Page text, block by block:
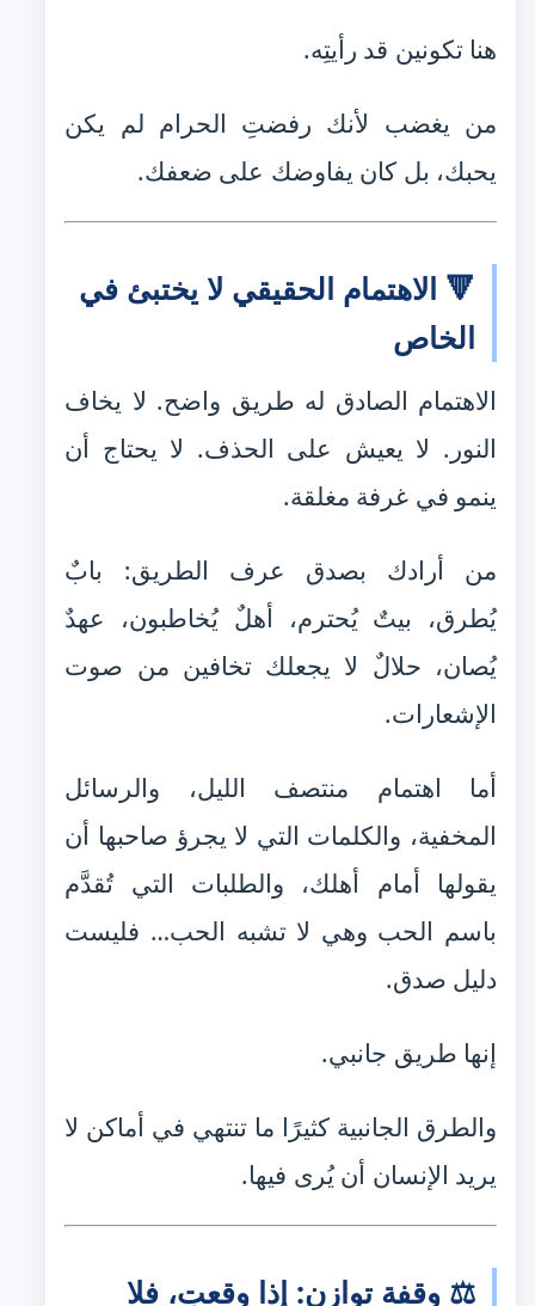
هنا تكونين قد رأيتِه.
من يغضب لأنك رفضتِ الحرام لم يكن
يحبك، بل كان يفاوضك على ضعفك.
🔻 الاهتمام الحقيقي لا يختبئ في
الخاص
الاهتمام الصادق له طريق واضح. لا يخاف
النور. لا يعيش على الحذف. لا يحتاج أن
ينمو في غرفة مغلقة.
من أرادك بصدق عرف الطريق: بابٌ
يُطرق، بيتٌ يُحترم، أهلٌ يُخاطبون، عهدٌ
يُصان، حلالٌ لا يجعلك تخافين من صوت
الإشعارات.
أما اهتمام منتصف الليل، والرسائل
المخفية، والكلمات التي لا يجرؤ صاحبها أن
يقولها أمام أهلك، والطلبات التي تُقدَّم
باسم الحب وهي لا تشبه الحب… فليست
دليل صدق.
إنها طريق جانبي.
والطرق الجانبية كثيرًا ما تنتهي في أماكن لا
يريد الإنسان أن يُرى فيها.
⚖️ وقفة توازن: إذا وقعتِ، فلا